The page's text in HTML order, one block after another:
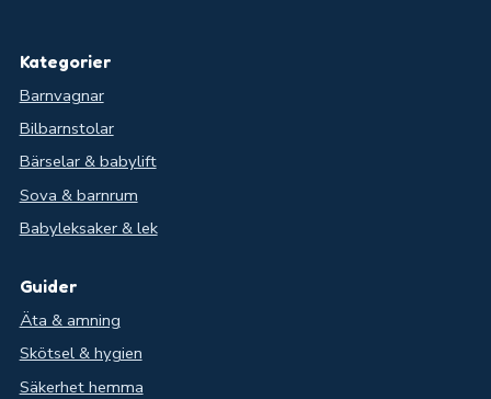
Kategorier
Barnvagnar
Bilbarnstolar
Bärselar & babylift
Sova & barnrum
Babyleksaker & lek
Guider
Äta & amning
Skötsel & hygien
Säkerhet hemma